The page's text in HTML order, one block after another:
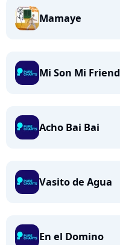
Mamaye
Mi Son Mi Friend
Acho Bai Bai
Vasito de Agua
En el Domino